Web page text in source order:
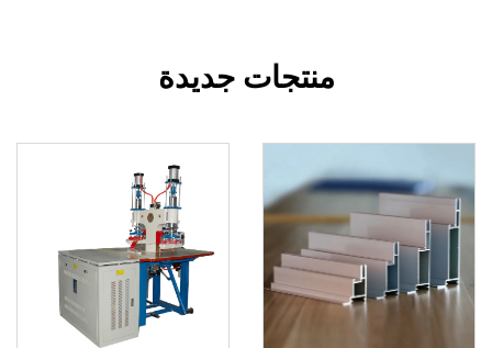
منتجات جديدة